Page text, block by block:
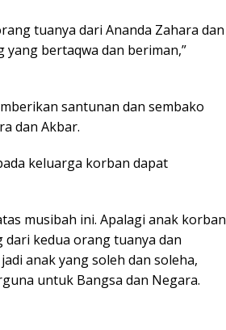
tuanya dari Ananda Zahara dan
bertaqwa dan beriman,”
santunan dan sembako
dan Akbar.
keluarga korban dapat
musibah ini. Apalagi anak korban
dari kedua orang tuanya dan
anak yang soleh dan soleha,
untuk Bangsa dan Negara.